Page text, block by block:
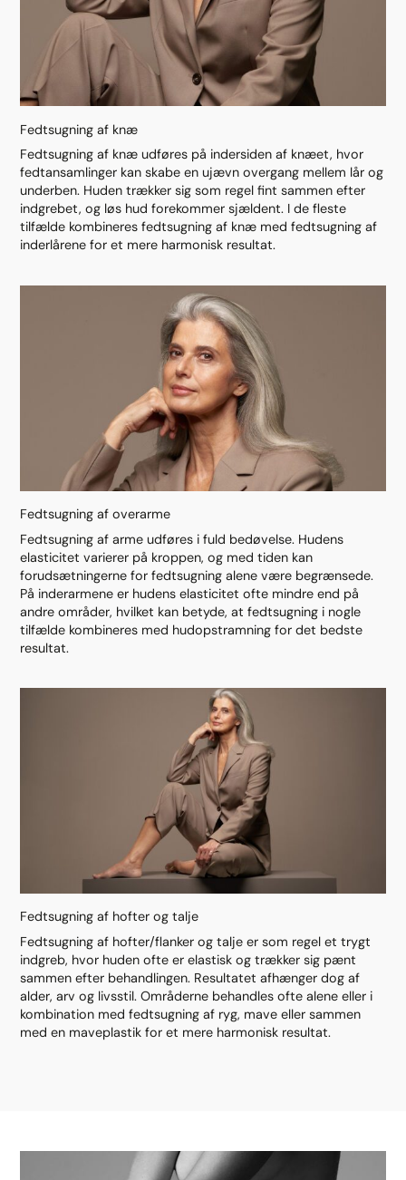
Fedtsugning af knæ
Fedtsugning af knæ udføres på indersiden af knæet, hvor
fedtansamlinger kan skabe en ujævn overgang mellem lår og
underben. Huden trækker sig som regel fint sammen efter
indgrebet, og løs hud forekommer sjældent. I de fleste
tilfælde kombineres fedtsugning af knæ med fedtsugning af
inderlårene for et mere harmonisk resultat.
Fedtsugning af overarme
Fedtsugning af arme udføres i fuld bedøvelse. Hudens
elasticitet varierer på kroppen, og med tiden kan
forudsætningerne for fedtsugning alene være begrænsede.
På inderarmene er hudens elasticitet ofte mindre end på
andre områder, hvilket kan betyde, at fedtsugning i nogle
tilfælde kombineres med hudopstramning for det bedste
resultat.
Fedtsugning af hofter og talje
Fedtsugning af hofter/flanker og talje er som regel et trygt
indgreb, hvor huden ofte er elastisk og trækker sig pænt
sammen efter behandlingen. Resultatet afhænger dog af
alder, arv og livsstil. Områderne behandles ofte alene eller i
kombination med fedtsugning af ryg, mave eller sammen
med en maveplastik for et mere harmonisk resultat.